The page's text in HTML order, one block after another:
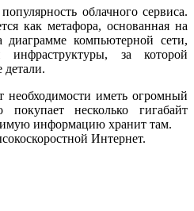
облачного сервиса.
как метафора, основанная на
диаграмме компьютерной сети,
за которой
детали.
необходимости иметь огромный
несколько гигабайт
информацию хранит там.
Интернет.